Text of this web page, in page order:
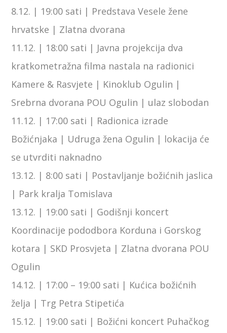
8.12. | 19:00 sati | Predstava Vesele žene
hrvatske | Zlatna dvorana
11.12. | 18:00 sati | Javna projekcija dva
kratkometražna filma nastala na radionici
Kamere & Rasvjete | Kinoklub Ogulin |
Srebrna dvorana POU Ogulin | ulaz slobodan
11.12. | 17:00 sati | Radionica izrade
Božićnjaka | Udruga žena Ogulin | lokacija će
se utvrditi naknadno
13.12. | 8:00 sati | Postavljanje božićnih jaslica
| Park kralja Tomislava
13.12. | 19:00 sati | Godišnji koncert
Koordinacije pododbora Korduna i Gorskog
kotara | SKD Prosvjeta | Zlatna dvorana POU
Ogulin
14.12. | 17:00 – 19:00 sati | Kućica božićnih
želja | Trg Petra Stipetića
15.12. | 19:00 sati | Božićni koncert Puhačkog